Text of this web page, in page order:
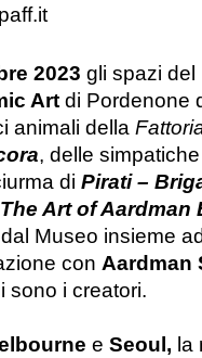
2023 gli spazi del
Art di Pordenone
animali della
, delle
di Pirati –
The Art of
Museo insieme
con Aardman
sono i creatori.
e Seoul, la